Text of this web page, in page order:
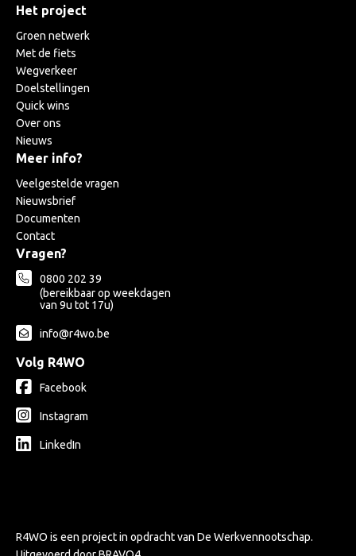
Het project
Groen netwerk
Met de fiets
Wegverkeer
Doelstellingen
Quick wins
Over ons
Nieuws
Meer info?
Veelgestelde vragen
Nieuwsbrief
Documenten
Contact
Vragen?
0800 202 39
(bereikbaar op weekdagen
van 9u tot 17u)
info@r4wo.be
Volg R4WO
Facebook
Instagram
LinkedIn
R4WO is een project in opdracht van De Werkvennootschap.